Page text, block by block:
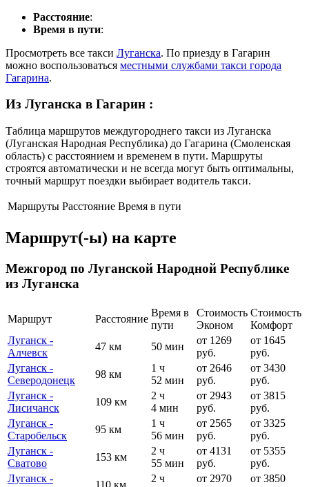
Расстояние:
Время в пути:
Просмотреть все такси Луганска. По приезду в Гагарин
можно воспользоваться местными службами такси города
Гагарина.
Из Луганска в Гагарин :
Таблица маршрутов междугороднего такси из Луганска
(Луганская Народная Республика) до Гагарина (Смоленская
область) с расстоянием и временем в пути. Маршруты
строятся автоматически и не всегда могут быть оптимальны,
точный маршрут поездки выбирает водитель такси.
Маршруты Расстояние Время в пути
Маршрут(-ы) на карте
Межгород по Луганской Народной Республике
из Луганска
Маршрут Расстояние
Время в
пути
Стоимость
Эконом
Стоимость
Комфорт
Луганск -
Алчевск
47 км 50 мин
от 1269
руб.
от 1645
руб.
Луганск -
Северодонецк
98 км
1 ч
52 мин
от 2646
руб.
от 3430
руб.
Луганск -
Лисичанск
109 км
2 ч
4 мин
от 2943
руб.
от 3815
руб.
Луганск -
Старобельск
95 км
1 ч
56 мин
от 2565
руб.
от 3325
руб.
Луганск -
Сватово
153 км
2 ч
55 мин
от 4131
руб.
от 5355
руб.
Луганск -
110 км
2 ч
от 2970
от 3850